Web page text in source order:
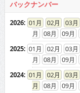
バックナンバー
2026: 01 02 03
08
09
2025: 01 02 03
08
09
2024: 01 02 03
08
09